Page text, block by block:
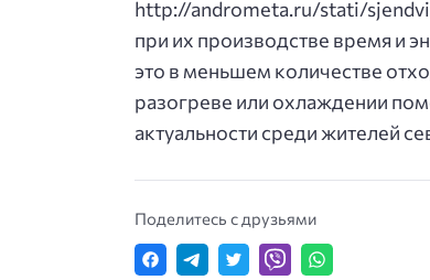
http://andrometa.ru/stati/
при их производстве время и
это в меньшем количестве
разогреве или охлаждении
актуальности среди жителей
Поделитесь с друзьями